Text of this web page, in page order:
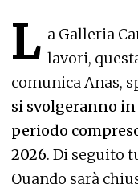
L a Galleria
lavori,
comunica Anas,
si svolgeranno
periodo
2026. Di seguito
Quando sarà